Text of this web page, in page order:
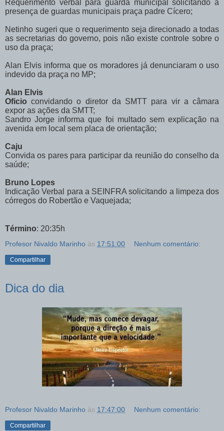
Requerimento verbal para guarda municipal solicitando a
presença de guardas municipais praça padre Cícero;
Netinho sugeri que o requerimento seja direcionado a todas
as secretarias do governo, pois não existe controle sobre o
uso da praça;
Alan Elvis informa que os moradores já denunciaram o uso
indevido da praça no MP;
Alan Elvis
Oficioconvidando o diretor da SMTT para vir a câmara
expor as ações da SMTT;
Sandro Jorge informa que foi multado sem explicação na
avenida em local sem placa de orientação;
Caju
Convida os pares para participar da reunião do conselho da
saúde;
Bruno Lopes
Indicação Verbal para a SEINFRA solicitando a limpeza dos
córregos do Robertão e Vaquejada;
Término: 20:35h
Profesor Nivaldo Marinho às 17:51:00 Nenhum comentário:
Compartilhar
Dica do dia
Profesor Nivaldo Marinho às 17:47:00 Nenhum comentário:
Compartilhar